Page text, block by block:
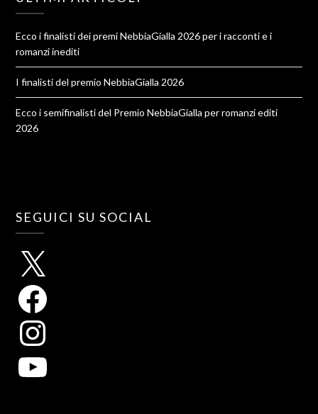
Ecco i finalisti dei premi NebbiaGialla 2026 per i racconti e i
romanzi inediti
I finalisti del premio NebbiaGialla 2026
Ecco i semifinalisti del Premio NebbiaGialla per romanzi editi
2026
SEGUICI SU SOCIAL